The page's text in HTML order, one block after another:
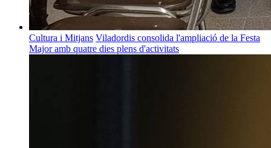
Cultura i Mitjans Viladordis consolida l'ampliació de la Festa
Major amb quatre dies plens d'activitats